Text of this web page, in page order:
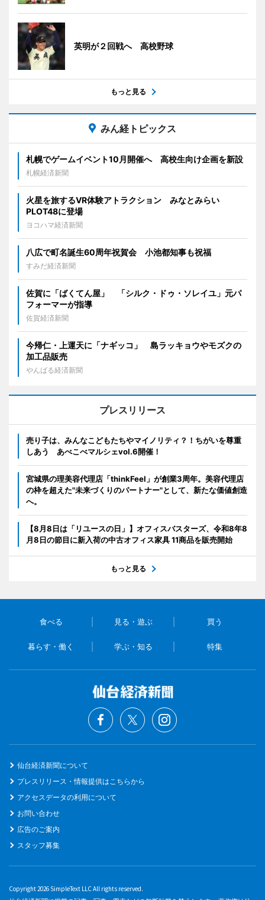
英明が２回戦へ 高校野球
もっと見る
みん経トピックス
札幌でゲームイベント10月開催へ 高校生向け企画を新設
札幌経済新聞
火星を旅するVR体験アトラクション みなとみらい
PLOT48に登場
ヨコハマ経済新聞
八広で町名誕生60周年祝賀会 小池都知事も祝福
すみだ経済新聞
佐賀に「ばくてん屋」 「シルク・ドゥ・ソレイユ」元パ
フォーマーが指導
佐賀経済新聞
今帰仁・上運天に「ナギッコ」 島ラッキョウやモズクの
加工品販売
やんばる経済新聞
プレスリリース
売り子は、みんなこどもたちやマイノリティ？！ちがいを尊重
しあう あべこべマルシェvol.6開催！
宮城県の理美容代理店「thinkFeel」が創業3周年。美容代理店
の枠を超えた"未来づくりのパートナー"として、新たな価値創造
へ。
【8月8日は「リユースの日」】オフィスバスターズ、令和8年8
月8日の節目に新入荷の中古オフィス家具 11商品を販売開始
もっと見る
食べる 見る・遊ぶ 買う
暮らす・働く 学ぶ・知る 特集
仙台経済新聞について
プレスリリース・情報提供はこちらから
アクセスデータの利用について
お問い合わせ
広告のご案内
スタッフ募集
Copyright 2026 SimpleText LLC All rights reserved.